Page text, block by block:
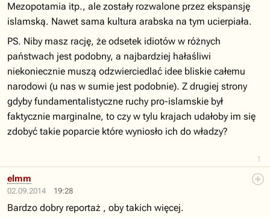
1
Mezopotamia itp., ale zostały rozwalone przez ekspansję
islamską. Nawet sama kultura arabska na tym ucierpiała.
PS. Niby masz rację, że odsetek idiotów w różnych
państwach jest podobny, a najbardziej hałaśliwi
niekoniecznie muszą odzwierciedlać idee bliskie całemu
narodowi (u nas w sumie jest podobnie). Z drugiej strony
gdyby fundamentalistyczne ruchy pro-islamskie był
faktycznie marginalne, to czy w tylu krajach udałoby im się
zdobyć takie poparcie które wyniosło ich do władzy?
02.09.2014 19:28
elmm
Bardzo dobry reportaż , oby takich więcej.